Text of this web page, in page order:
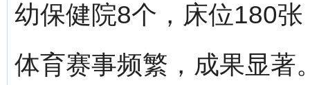
幼保健院8个，床位180
体育赛事频繁，成果显著